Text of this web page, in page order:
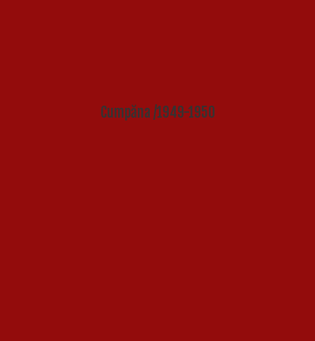
Cumpăna /1949-1950